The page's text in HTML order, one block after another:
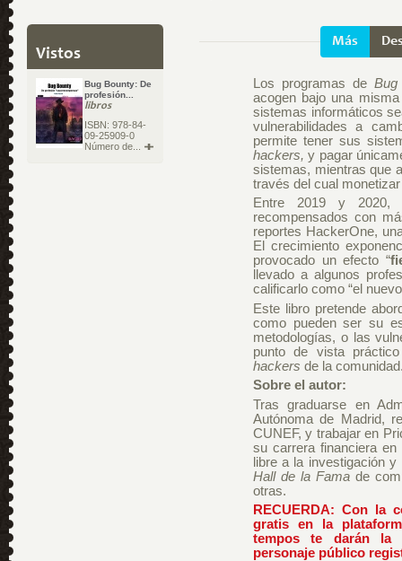
Vistos
Bug Bounty: De
profesión...
libros
ISBN: 978-84-
09-25909-0
Número de...
Más
Los programas deBug
acogen bajo una
sistemas informáticos
vulnerabilidades a
permite tener sus
hackers,y pagar
sistemas, mientras que
través del cual
Entre 2019 y 2020,
recompensados con
reportes HackerOne,
El crecimiento
provocado un efecto “
llevado a algunos
calificarlo como “el
Este libro pretende
como pueden ser su
metodologías, o las
punto de vista
hackers de la
Sobre el autor:
Tras graduarse en
Autónoma de Madrid,
CUNEF, y trabajar en
su carrera financiera en
libre a la investigación y
Hall de la Fama de
otras.
RECUERDA: Con la
gratis en la
tempos te darán la
personaje público